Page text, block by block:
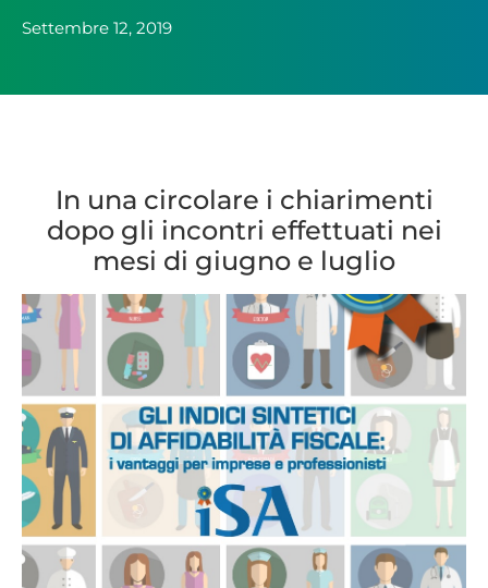
Settembre 12, 2019
In una circolare i chiarimenti
dopo gli incontri effettuati nei
mesi di giugno e luglio